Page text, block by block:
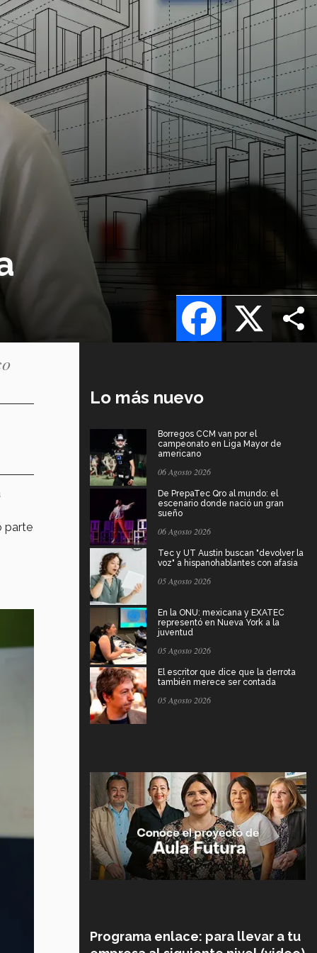
X
Facebook
parte
Lo más nuevo
Borregos CCM van por el
campeonato en Liga Mayor de
americano
06 Agosto 2026
De PrepaTec Qro al mundo: el
escenario donde nació un gran
sueño
06 Agosto 2026
Tec y UT Austin buscan "devolver la
voz" a hispanohablantes con afasia
05 Agosto 2026
En la ONU: mexicana y EXATEC
representó en Nueva York a la
juventud
05 Agosto 2026
El escritor que dice que la derrota
también merece ser contada
05 Agosto 2026
Programa enlace: para llevar a tu